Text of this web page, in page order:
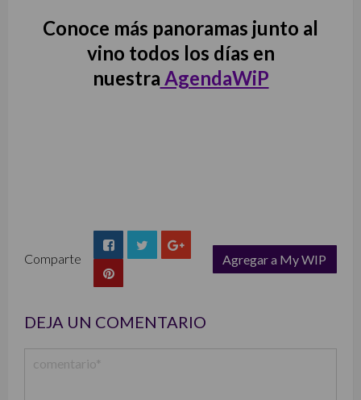
Conoce más panoramas junto al
vino todos los días en
nuestra AgendaWiP
Comparte
Agregar a My WIP
DEJA UN COMENTARIO